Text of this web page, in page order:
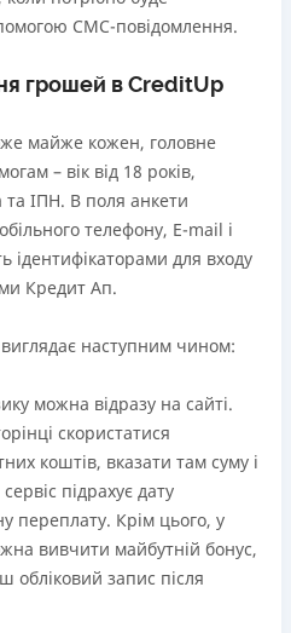
СМС-повідомлення.
грошей в CreditUp
майже кожен, головне
– вік від 18 років,
та ІПН. В поля анкети
телефону, E-mail і
ідентифікаторами для входу
Кредит Ап.
наступним чином:
можна відразу на сайті.
скористатися
коштів, вказати там суму і
підрахує дату
переплату. Крім цього, у
вивчити майбутній бонус,
обліковий запис після